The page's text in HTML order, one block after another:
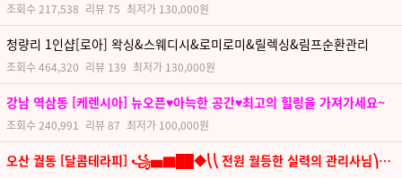
최저가 130,000원
리뷰75
조회수217,538
청량리 1인샵[로아] 왁싱&스웨디시&로미로미&릴렉싱&림프순환관리
최저가 130,000원
리뷰 139
조회수464,320
강남 역삼동 [케렌시아] 뉴오픈♥아늑한 공간♥최고의 힐링을 가져가세요~
최저가 100,000원
리뷰87
조회수240,991
오산 궐동 [달콤테라피] ꧁▅▇██◆⎝⎝ 전원 월등한 실력의 관리사님⎞⎠⎠◆██▇▅꧂♥ 프리미엄 토탈케어샵 달콤테라피 ♥ 연중무휴 & 카드결제 가능 ♥